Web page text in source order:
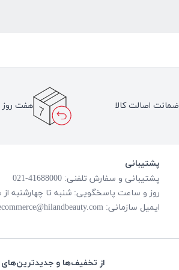
ضمانت اصالت کالا هفت روز
پشتیبانی
پشتیبانی و سفارش تلفنی: 41688000-021
روز و ساعت پاسخگویی: شنبه تا چهارشنبه از ساعت 8:00
ایمیل سازمانی:
از تخفیف‌ها و جدیدترین‌های